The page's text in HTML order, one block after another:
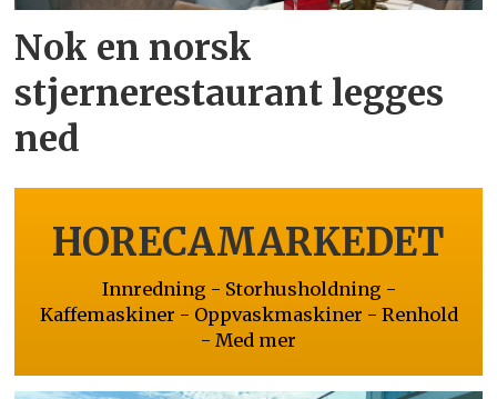
Nok en norsk
stjernerestaurant legges
ned
HORECAMARKEDET
Innredning - Storhusholdning -
Kaffemaskiner - Oppvaskmaskiner - Renhold
- Med mer